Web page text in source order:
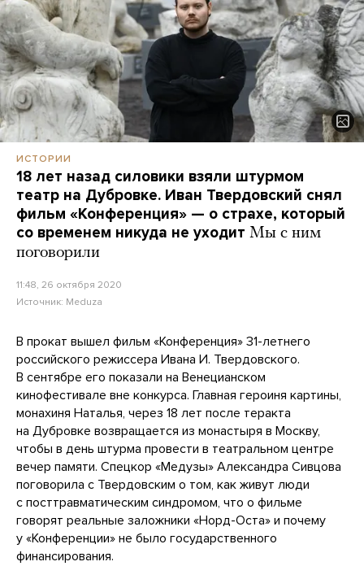
ИСТОРИИ
18 лет назад силовики взяли штурмом
театр на Дубровке. Иван Твердовский снял
фильм «Конференция» — о страхе, который
со временем никуда не уходит Мы с ним
поговорили
11:48, 26 октября 2020
Источник: Meduza
В прокат вышел фильм «Конференция» 31-летнего
российского режиссера Ивана И. Твердовского.
В сентябре его показали на Венецианском
кинофестивале вне конкурса. Главная героиня картины,
монахиня Наталья, через 18 лет после теракта
на Дубровке возвращается из монастыря в Москву,
чтобы в день штурма провести в театральном центре
вечер памяти. Спецкор «Медузы» Александра Сивцова
поговорила с Твердовским о том, как живут люди
с посттравматическим синдромом, что о фильме
говорят реальные заложники «Норд-Оста» и почему
у «Конференции» не было государственного
финансирования.